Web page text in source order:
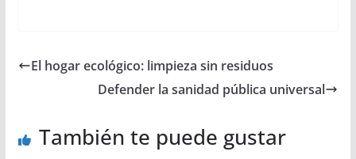
El hogar ecológico: limpieza sin residuos
Defender la sanidad pública universal
También te puede gustar